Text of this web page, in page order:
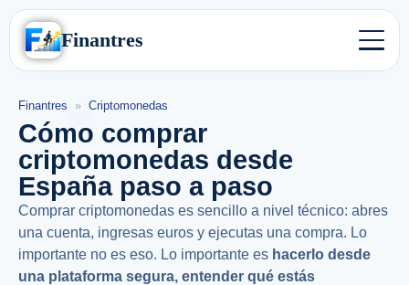
Finantres
Finantres » Criptomonedas
Cómo comprar
criptomonedas desde
España paso a paso
Comprar criptomonedas es sencillo a nivel técnico: abres
una cuenta, ingresas euros y ejecutas una compra. Lo
importante no es eso. Lo importante es hacerlo desde
una plataforma segura, entender qué estás